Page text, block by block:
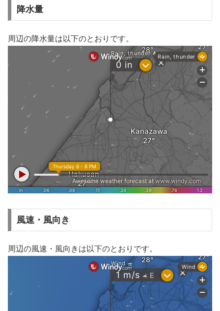
降水量
周辺の降水量は以下のとおりです。
風速・風向き
周辺の風速・風向きは以下のとおりです。